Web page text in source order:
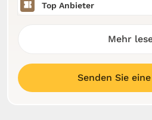
Top Anbieter
Mehr
Senden Sie